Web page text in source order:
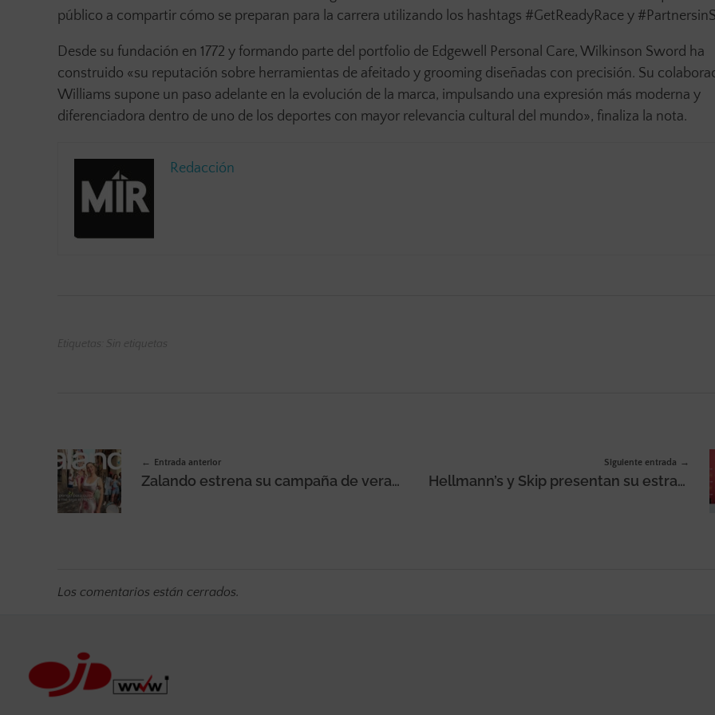
público a compartir cómo se preparan para la carrera utilizando los hashtags #GetReadyRace y
Desde su fundación en 1772 y formando parte del portfolio de Edgewell Personal Care, Wilkinson Sword ha
construido «su reputación sobre herramientas de afeitado y grooming diseñadas con precisión. Su
Williams supone un paso adelante en la evolución de la marca, impulsando una expresión más moderna y
diferenciadora dentro de uno de los deportes con mayor relevancia cultural del mundo», finaliza la nota.
Redacción
Etiquetas: Sin etiquetas
Entrada anterior
Zalando estrena su campaña de verano 2026, ‘Nadie lleva el verano como nosotros’, para homenajear la «forma tan única en que se vive el verano en España»
Siguiente entrada
Hellmann’s y Skip presentan su estrategia como patrocinadoras de la Selección Española de Fútbol en el Mundial 2026
Los comentarios están cerrados.